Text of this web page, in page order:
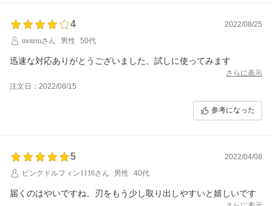
4
2022/08/25
motemさん
男性 50代
迅速な対応ありがとうございました、試しに使ってみます
さらに表示
注文日：2022/08/15
参考になった
5
2022/04/08
ピンクドルフィン1116さん
男性 40代
届くのはやいですね。刃をもう少し取り出しやすいと嬉しいです